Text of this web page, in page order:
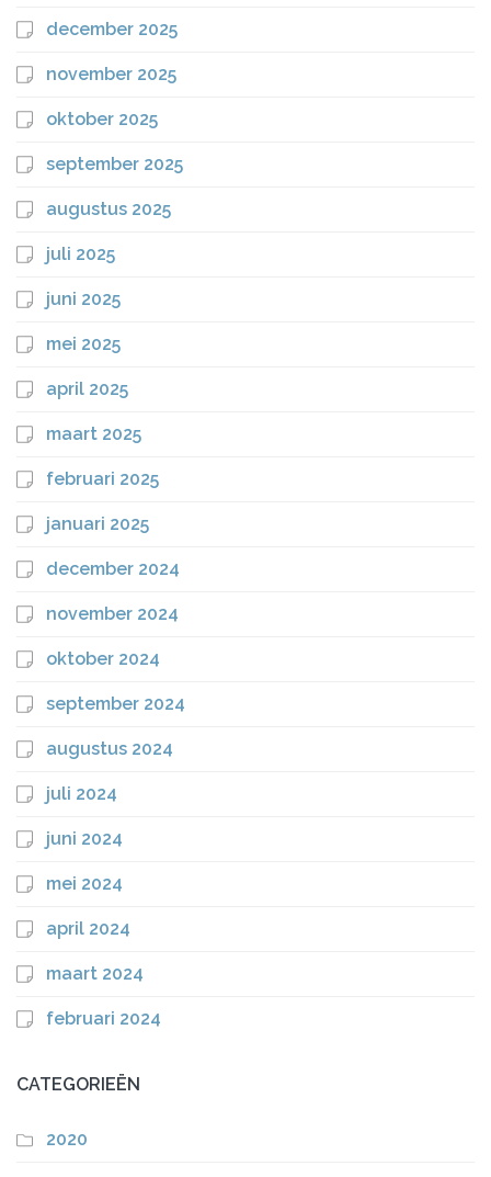
december 2025
november 2025
oktober 2025
september 2025
augustus 2025
juli 2025
juni 2025
mei 2025
april 2025
maart 2025
februari 2025
januari 2025
december 2024
november 2024
oktober 2024
september 2024
augustus 2024
juli 2024
juni 2024
mei 2024
april 2024
maart 2024
februari 2024
CATEGORIEËN
2020